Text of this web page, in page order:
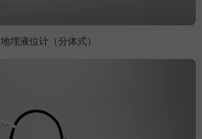
地埋液位计（分体式）